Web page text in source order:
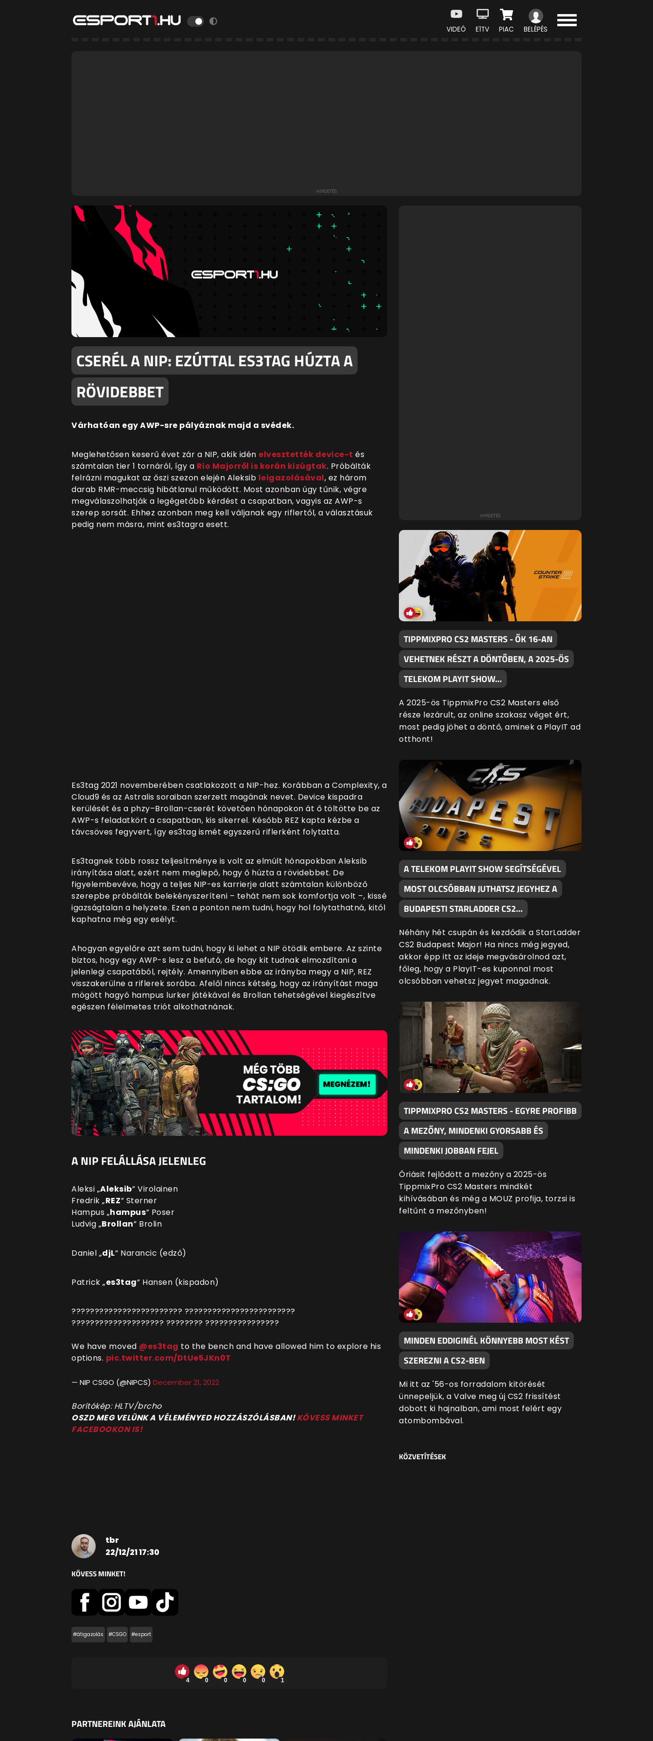
VIDEÓ E1TV PIAC BELÉPÉS
CSERÉL A NIP: EZÚTTAL ES3TAG HÚZTA A
RÖVIDEBBET
Várhatóan egy AWP-sre pályáznak majd a svédek.
Meglehetősen keserű évet zár a NIP, akik idén elvesztették device-t és
számtalan tier 1 tornáról, így a Rio Majorről is korán kizúgtak. Próbálták
felrázni magukat az őszi szezon elején Aleksib leigazolásával, ez három
darab RMR-meccsig hibátlanul működött. Most azonban úgy tűnik, végre
megválaszolhatják a legégetőbb kérdést a csapatban, vagyis az AWP-s
szerep sorsát. Ehhez azonban meg kell váljanak egy riflertől, a választásuk
pedig nem másra, mint es3tagra esett.
Es3tag 2021 novemberében csatlakozott a NIP-hez. Korábban a Complexity, a
Cloud9 és az Astralis soraiban szerzett magának nevet. Device kispadra
kerülését és a phzy–Brollan-cserét követően hónapokon át ő töltötte be az
AWP-s feladatkört a csapatban, kis sikerrel. Később REZ kapta kézbe a
távcsöves fegyvert, így es3tag ismét egyszerű riflerként folytatta.
Es3tagnek több rossz teljesítménye is volt az elmúlt hónapokban Aleksib
irányítása alatt, ezért nem meglepő, hogy ő húzta a rövidebbet. De
figyelembevéve, hogy a teljes NIP-es karrierje alatt számtalan különböző
szerepbe próbálták belekényszeríteni – tehát nem sok komfortja volt –, kissé
igazságtalan a helyzete. Ezen a ponton nem tudni, hogy hol folytathatná, kitől
kaphatna még egy esélyt.
Ahogyan egyelőre azt sem tudni, hogy ki lehet a NIP ötödik embere. Az szinte
biztos, hogy egy AWP-s lesz a befutó, de hogy kit tudnak elmozdítani a
jelenlegi csapatából, rejtély. Amennyiben ebbe az irányba megy a NIP, REZ
visszakerülne a riflerek sorába. Afelől nincs kétség, hogy az irányítást maga
mögött hagyó hampus lurker játékával és Brollan tehetségével kiegészítve
egészen félelmetes triót alkothatnának.
A NIP FELÁLLÁSA JELENLEG
Aleksi „Aleksib⁠” Virolainen
Fredrik „REZ⁠” Sterner
Hampus „hampus⁠” Poser
Ludvig „Brollan⁠” Brolin
Daniel „djL⁠” Narancic (edző)
Patrick „es3tag⁠” Hansen (kispadon)
???????????????????????? ????????????????????????
???????????????????? ???????? ????????????????
We have moved @es3tag to the bench and have allowed him to explore his
options. pic.twitter.com/DtUe5JKn0T
— NIP CSGO (@NIPCS) December 21, 2022
Borítókép: HLTV/brcho
OSZD MEG VELÜNK A VÉLEMÉNYED HOZZÁSZÓLÁSBAN!KÖVESS MINKET
FACEBOOKON IS!
tbr
22/12/21 17:30
KÖVESS MINKET!
#átigazolás #CSGO #esport
4 0 0 0 0 1
PARTNEREINK AJÁNLATA
TIPPMIXPRO CS2 MASTERS - ŐK 16-AN
VEHETNEK RÉSZT A DÖNTŐBEN, A 2025-ÖS
TELEKOM PLAYIT SHOW…
A 2025-ös TippmixPro CS2 Masters első
része lezárult, az online szakasz véget ért,
most pedig jöhet a döntő, aminek a PlayIT ad
otthont!
A TELEKOM PLAYIT SHOW SEGÍTSÉGÉVEL
MOST OLCSÓBBAN JUTHATSZ JEGYHEZ A
BUDAPESTI STARLADDER CS2…
Néhány hét csupán és kezdődik a StarLadder
CS2 Budapest Major! Ha nincs még jegyed,
akkor épp itt az ideje megvásárolnod azt,
főleg, hogy a PlayIT-es kuponnal most
olcsóbban vehetsz jegyet magadnak.
TIPPMIXPRO CS2 MASTERS - EGYRE PROFIBB
A MEZŐNY, MINDENKI GYORSABB ÉS
MINDENKI JOBBAN FEJEL
Óriásit fejlődött a mezőny a 2025-ös
TippmixPro CS2 Masters mindkét
kihívásában és még a MOUZ profija, torzsi is
feltűnt a mezőnyben!
MINDEN EDDIGINÉL KÖNNYEBB MOST KÉST
SZEREZNI A CS2-BEN
Mi itt az '56-os forradalom kitörését
ünnepeljük, a Valve meg új CS2 frissítést
dobott ki hajnalban, ami most felért egy
atombombával.
KÖZVETÍTÉSEK